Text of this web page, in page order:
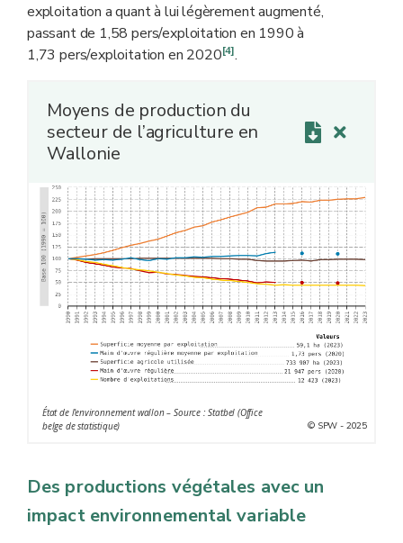
exploitation a quant à lui légèrement augmenté,
passant de 1,58 pers/exploitation en 1990 à
1,73 pers/exploitation en 2020[4].
Moyens de production du
secteur de l’agriculture en
Wallonie
État de l'environnement wallon – Source : Statbel (Office
belge de statistique)
© SPW - 2025
Des productions végétales avec un
impact environnemental variable